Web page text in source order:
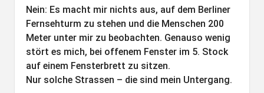
Nein: Es macht mir nichts aus, auf dem Berliner
Fernsehturm zu stehen und die Menschen 200
Meter unter mir zu beobachten. Genauso wenig
stört es mich, bei offenem Fenster im 5. Stock
auf einem Fensterbrett zu sitzen.
Nur solche Strassen – die sind mein Untergang.